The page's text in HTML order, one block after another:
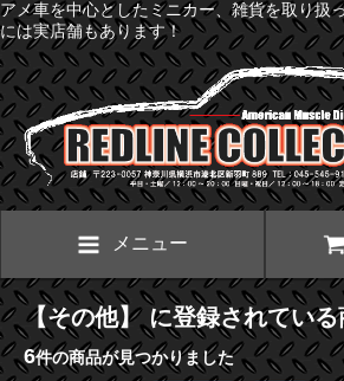
アメ車を中心としたミニカー、雑貨を取り扱
には実店舗もあります！
メニュー
【その他】 に登録されている
6件の商品が見つかりました